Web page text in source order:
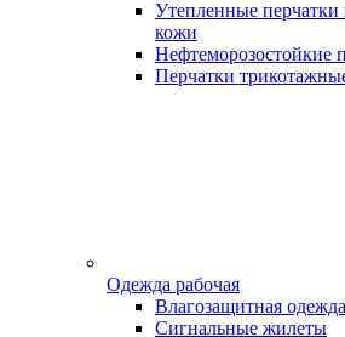
Утепленные перчатки
кожи
Нефтеморозостойкие
Перчатки
Одежда рабочая
Влагозащитная одежда
Сигнальные жилеты